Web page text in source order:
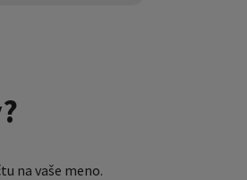
na vaše meno.